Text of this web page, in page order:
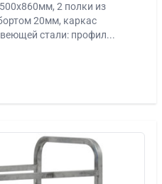
2 полки из
20мм, каркас
стали: профил...